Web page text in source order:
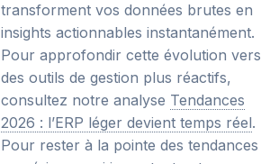
transforment vos données brutes en
insights actionnables instantanément.
Pour approfondir cette évolution vers
des outils de gestion plus réactifs,
consultez notre analyse Tendances
2026 : l’ERP léger devient temps réel.
Pour rester à la pointe des tendances